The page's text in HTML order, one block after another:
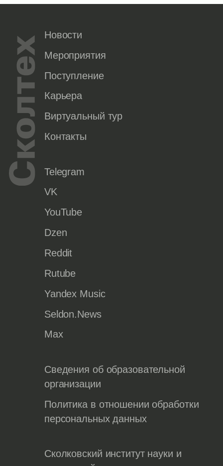
Новости
Мероприятия
Поступление
Карьера
Виртуальный тур
Контакты
Telegram
VK
YouTube
Dzen
Reddit
Rutube
Yandex Music
Seldon.News
Max
Сведения об образовательной
организации
Политика в отношении обработки
персональных данных
Сколковский институт науки и